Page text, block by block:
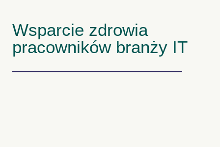
Wsparcie zdrowia
pracowników branży IT